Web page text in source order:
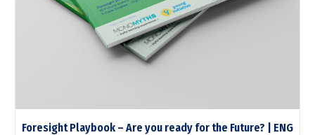
Foresight Playbook – Are you ready for the Future? | ENG